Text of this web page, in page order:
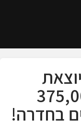
תהפכו 375,000